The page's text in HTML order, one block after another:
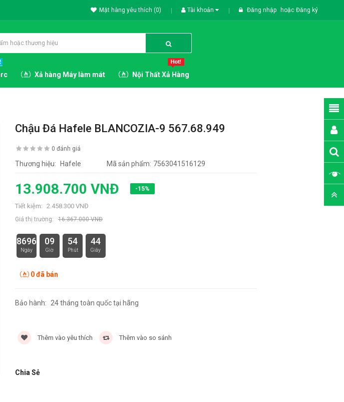
Mặt hàng yêu thích (0) Tài khoản Đăng nhập hoặc Đăng ký
Xả hàng Máy làm mát Nội Thất Xả Hàng
Chậu Đá Hafele BLANCOZIA-9 567.68.949
0 đánh giá
Thương hiệu: Hafele Mã sản phẩm: 7563041516129
13.908.700 VNĐ -15%
Tiết kiệm: 2.458.300 VNĐ
Giá thị trường: 16.367.000 VNĐ
8696
Ngày
09
Giờ
54
Phút
43
Giây
0 đã bán
Bảo hành: 24 tháng toàn quốc tại hãng
Thêm vào yêu thích Thêm vào so sánh
Chia Sẻ